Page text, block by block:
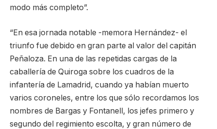
modo más completo”.
“En esa jornada notable -memora Hernández- el
triunfo fue debido en gran parte al valor del capitán
Peñaloza. En una de las repetidas cargas de la
caballería de Quiroga sobre los cuadros de la
infantería de Lamadrid, cuando ya habían muerto
varios coroneles, entre los que sólo recordamos los
nombres de Bargas y Fontanell, los jefes primero y
segundo del regimiento escolta, y gran número de